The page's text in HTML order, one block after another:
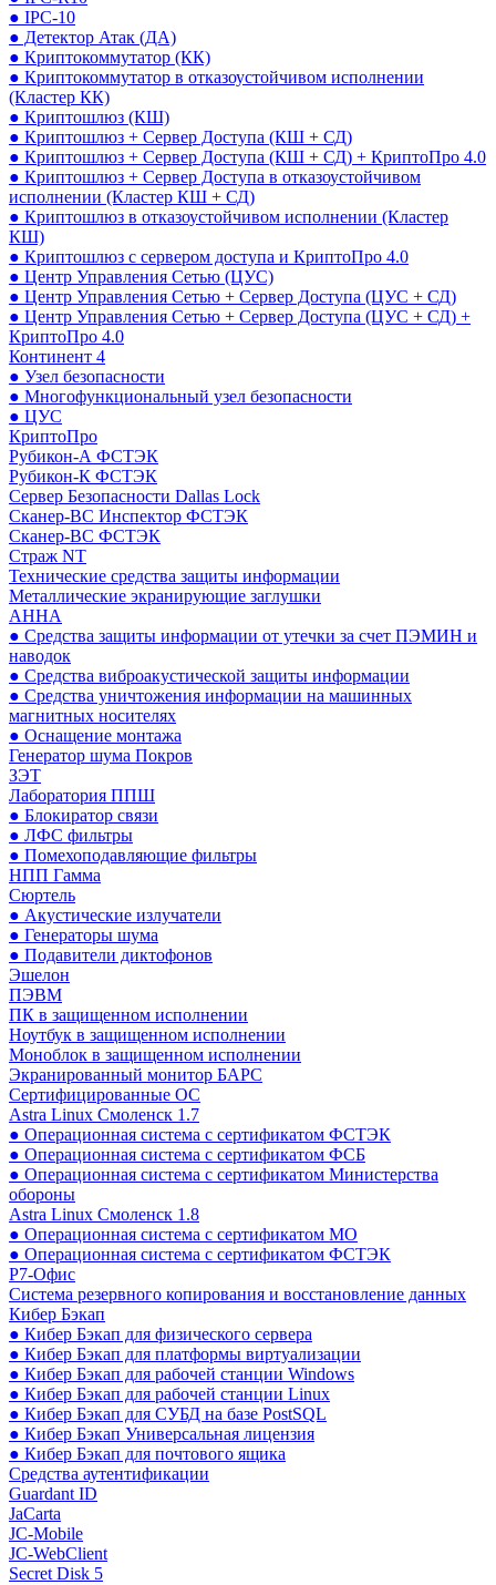
● IPC-10
● Детектор Атак (ДА)
● Криптокоммутатор (КК)
● Криптокоммутатор в отказоустойчивом исполнении
(Кластер КК)
● Криптошлюз (КШ)
● Криптошлюз + Сервер Доступа (КШ + СД)
● Криптошлюз + Сервер Доступа (КШ + СД) + КриптоПро 4.0
● Криптошлюз + Сервер Доступа в отказоустойчивом
исполнении (Кластер КШ + СД)
● Криптошлюз в отказоустойчивом исполнении (Кластер
КШ)
● Криптошлюз с сервером доступа и КриптоПро 4.0
● Центр Управления Сетью (ЦУС)
● Центр Управления Сетью + Сервер Доступа (ЦУС + СД)
● Центр Управления Сетью + Сервер Доступа (ЦУС + СД) +
КриптоПро 4.0
Континент 4
● Узел безопасности
● Многофункциональный узел безопасности
● ЦУС
КриптоПро
Рубикон-А ФСТЭК
Рубикон-К ФСТЭК
Сервер Безопасности Dallas Lock
Сканер-ВС Инспектор ФСТЭК
Сканер-ВС ФСТЭК
Страж NT
Технические средства защиты информации
Металлические экранирующие заглушки
АННА
● Средства защиты информации от утечки за счет ПЭМИН и
наводок
● Средства виброакустической защиты информации
● Средства уничтожения информации на машинных
магнитных носителях
● Оснащение монтажа
Генератор шума Покров
ЗЭТ
Лаборатория ППШ
● Блокиратор связи
● ЛФС фильтры
● Помехоподавляющие фильтры
НПП Гамма
Сюртель
● Акустические излучатели
● Генераторы шума
● Подавители диктофонов
Эшелон
ПЭВМ
ПК в защищенном исполнении
Ноутбук в защищенном исполнении
Моноблок в защищенном исполнении
Экранированный монитор БАРС
Сертифицированные ОС
Astra Linux Смоленск 1.7
● Операционная система с сертификатом ФСТЭК
● Операционная система с сертификатом ФСБ
● Операционная система с сертификатом Министерства
обороны
Astra Linux Смоленск 1.8
● Операционная система с сертификатом МО
● Операционная система с сертификатом ФСТЭК
Р7-Офис
Система резервного копирования и восстановление данных
Кибер Бэкап
● Кибер Бэкап для физического сервера
● Кибер Бэкап для платформы виртуализации
● Кибер Бэкап для рабочей станции Windows
● Кибер Бэкап для рабочей станции Linux
● Кибер Бэкап для СУБД на базе PostSQL
● Кибер Бэкап Универсальная лицензия
● Кибер Бэкап для почтового ящика
Средства аутентификации
Guardant ID
JaCarta
JC-Mobile
JC-WebClient
Secret Disk 5